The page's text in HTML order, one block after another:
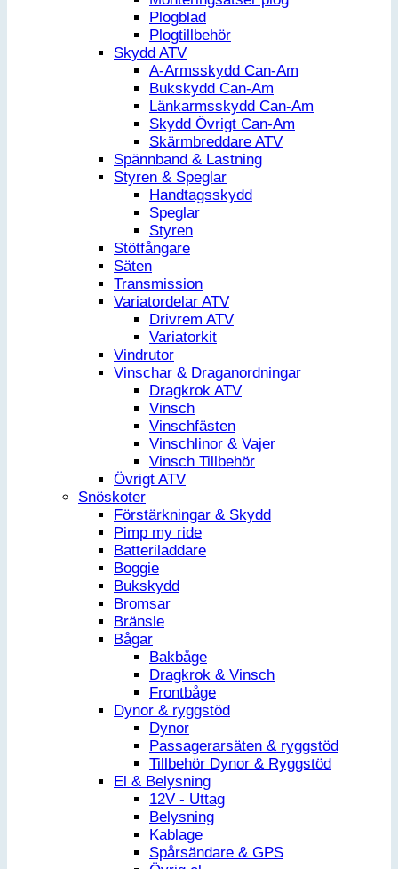
Plogblad
Plogtillbehör
Skydd ATV
A-Armsskydd Can-Am
Bukskydd Can-Am
Länkarmsskydd Can-Am
Skydd Övrigt Can-Am
Skärmbreddare ATV
Spännband & Lastning
Styren & Speglar
Handtagsskydd
Speglar
Styren
Stötfångare
Säten
Transmission
Variatordelar ATV
Drivrem ATV
Variatorkit
Vindrutor
Vinschar & Draganordningar
Dragkrok ATV
Vinsch
Vinschfästen
Vinschlinor & Vajer
Vinsch Tillbehör
Övrigt ATV
Snöskoter
Förstärkningar & Skydd
Pimp my ride
Batteriladdare
Boggie
Bukskydd
Bromsar
Bränsle
Bågar
Bakbåge
Dragkrok & Vinsch
Frontbåge
Dynor & ryggstöd
Dynor
Passagerarsäten & ryggstöd
Tillbehör Dynor & Ryggstöd
El & Belysning
12V - Uttag
Belysning
Kablage
Spårsändare & GPS